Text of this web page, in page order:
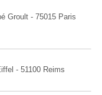
Groult - 75015 Paris
- 51100 Reims